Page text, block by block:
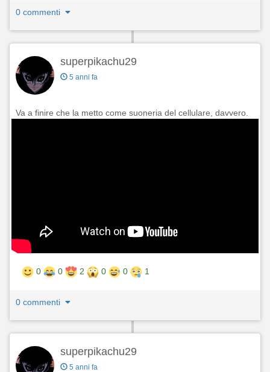
0 commenti
superpikachu29
5 anni fa
Va a finire che la metto come suoneria del cellulare, davvero.
0 0 2 0 0 1
0 commenti
superpikachu29
5 anni fa